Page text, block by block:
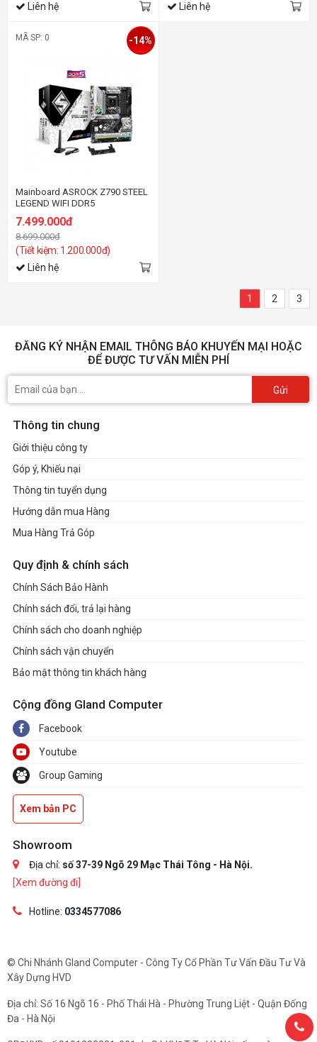
Liên hệ Liên hệ
MÃ SP: 0
Mainboard ASROCK Z790 STEEL
LEGEND WIFI DDR5
7.499.000đ
8.699.000đ
(Tiết kiệm: 1.200.000đ)
-14%
Liên hệ
1 2 3
ĐĂNG KÝ NHẬN EMAIL THÔNG BÁO KHUYẾN MẠI HOẶC
ĐỂ ĐƯỢC TƯ VẤN MIỄN PHÍ
Gửi
Thông tin chung
Giới thiệu công ty
Góp ý, Khiếu nại
Thông tin tuyển dụng
Hướng dẫn mua Hàng
Mua Hàng Trả Góp
Quy định & chính sách
Chính Sách Bảo Hành
Chính sách đổi, trả lại hàng
Chính sách cho doanh nghiệp
Chính sách vận chuyển
Bảo mật thông tin khách hàng
Cộng đồng Gland Computer
Facebook
Youtube
Group Gaming
Xem bản PC
Showroom
Địa chỉ: số 37-39 Ngõ 29 Mạc Thái Tông - Hà Nội.
[Xem đường đi]
Hotline: 0334577086
© Chi Nhánh Gland Computer - Công Ty Cổ Phần Tư Vấn Đầu Tư Và
Xây Dựng HVD
Địa chỉ: Số 16 Ngõ 16 - Phố Thái Hà - Phường Trung Liệt - Quận Đống
Đa - Hà Nội